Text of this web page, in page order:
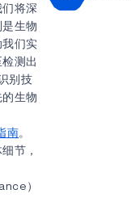
将深
生物
们实
测出
别技
生物
南。
节，
）